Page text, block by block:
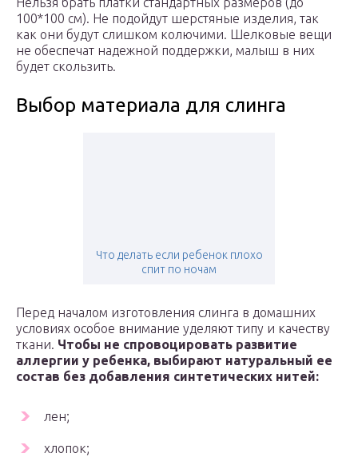
100*100 см). Не подойдут шерстяные изделия, так
как они будут слишком колючими. Шелковые вещи
не обеспечат надежной поддержки, малыш в них
будет скользить.
Выбор материала для слинга
Что делать если ребенок плохо
спит по ночам
Перед началом изготовления слинга в домашних
условиях особое внимание уделяют типу и качеству
ткани. Чтобы не спровоцировать развитие
аллергии у ребенка, выбирают натуральный ее
состав без добавления синтетических нитей:
лен;
хлопок;